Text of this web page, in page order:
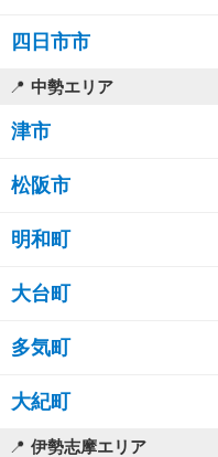
四日市市
中勢エリア
津市
松阪市
明和町
大台町
多気町
大紀町
伊勢志摩エリア